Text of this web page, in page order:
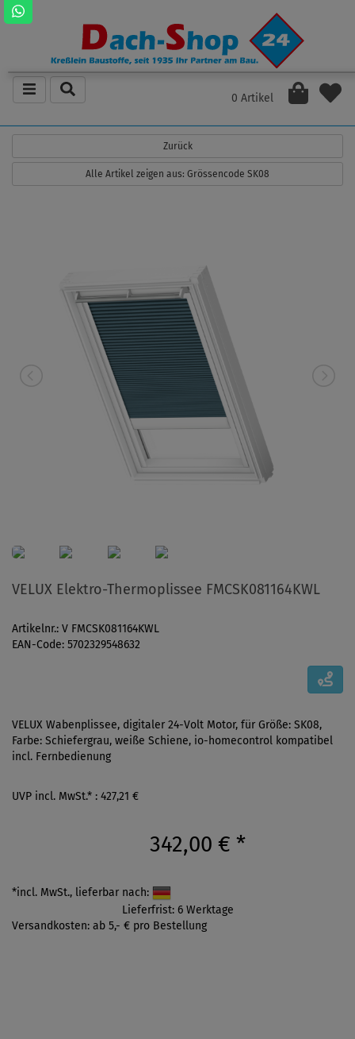
0 Artikel
Zurück
Alle Artikel zeigen aus: Grössencode SK08
VELUX Elektro-Thermoplissee FMCSK081164KWL
Artikelnr.: V FMCSK081164KWL
EAN-Code: 5702329548632
VELUX Wabenplissee, digitaler 24-Volt Motor, für Größe: SK08,
Farbe: Schiefergrau, weiße Schiene, io-homecontrol kompatibel
incl. Fernbedienung
UVP incl. MwSt.* : 427,21 €
342,00 € *
*incl. MwSt., lieferbar nach:
Lieferfrist: 6 Werktage
Versandkosten: ab 5,- € pro Bestellung